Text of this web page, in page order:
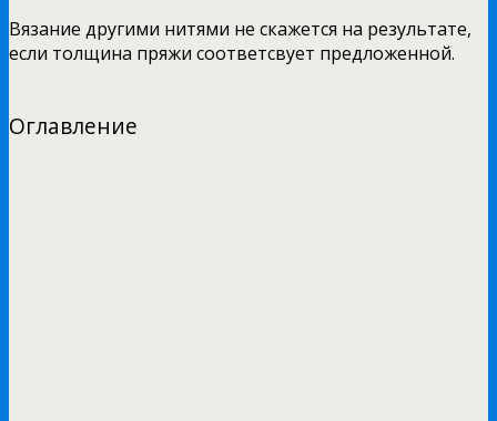
Вязание другими нитями не скажется на результате,
если толщина пряжи соответсвует предложенной.
Оглавление